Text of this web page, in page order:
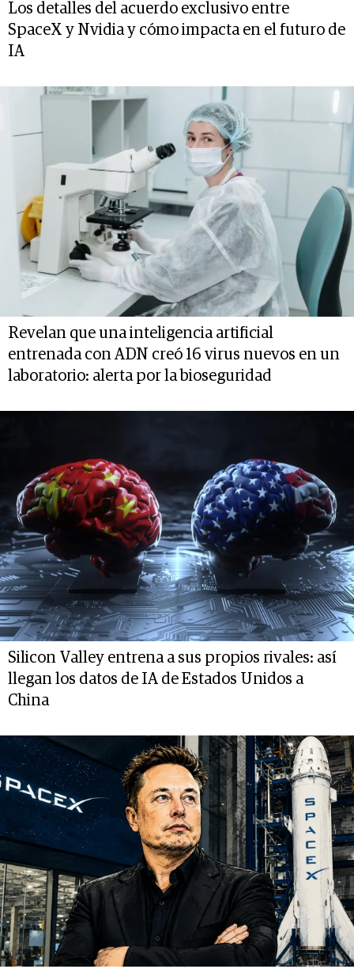
Los detalles del acuerdo exclusivo entre
SpaceX y Nvidia y cómo impacta en el futuro de
IA
Revelan que una inteligencia artificial
entrenada con ADN creó 16 virus nuevos en un
laboratorio: alerta por la bioseguridad
Silicon Valley entrena a sus propios rivales: así
llegan los datos de IA de Estados Unidos a
China